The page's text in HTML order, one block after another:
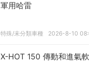
軍用哈雷
特殊/未分類車種 2026-8-10
X-HOT 150 傳動和進氣